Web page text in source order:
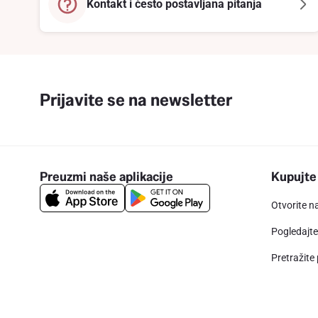
Kontakt i često postavljana pitanja
Prijavite se na newsletter
Preuzmi naše aplikacije
Otvorite
Pretražite